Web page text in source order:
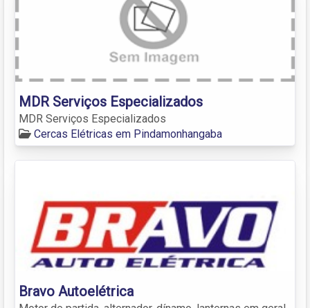
MDR Serviços Especializados
MDR Serviços Especializados
Cercas Elétricas em Pindamonhangaba
Bravo Autoelétrica